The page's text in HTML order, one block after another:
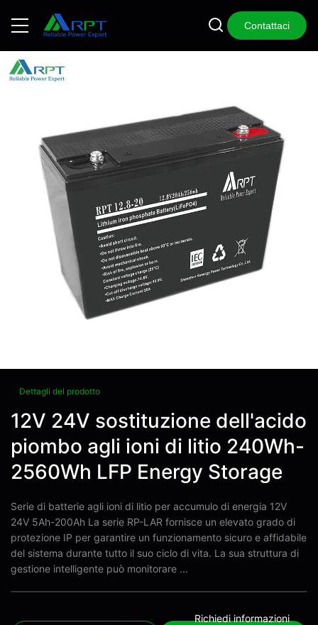
Contattaci
Dettagli del prodotto
12V 24V sostituzione dell'acido
piombo agli ioni di litio 240Wh-
2560Wh LFP Energy Storage
Serie di batterie agli ioni di litio per accumulo di energia 12V
24V 5Ah-200Ah La serie RP-LAR fornisce un elevato grado di
protezione IP per garantire un funzionamento sicuro e affidabile
del sistema durante tutto il suo ciclo di vita. La sua struttura di
gestione intelligente può monitorare ...
Richiedi informazioni